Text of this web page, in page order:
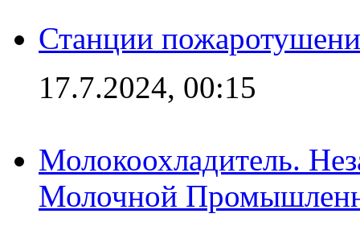
Станции
17.7.2024, 00:15
Молокоохладитель.
Молочной